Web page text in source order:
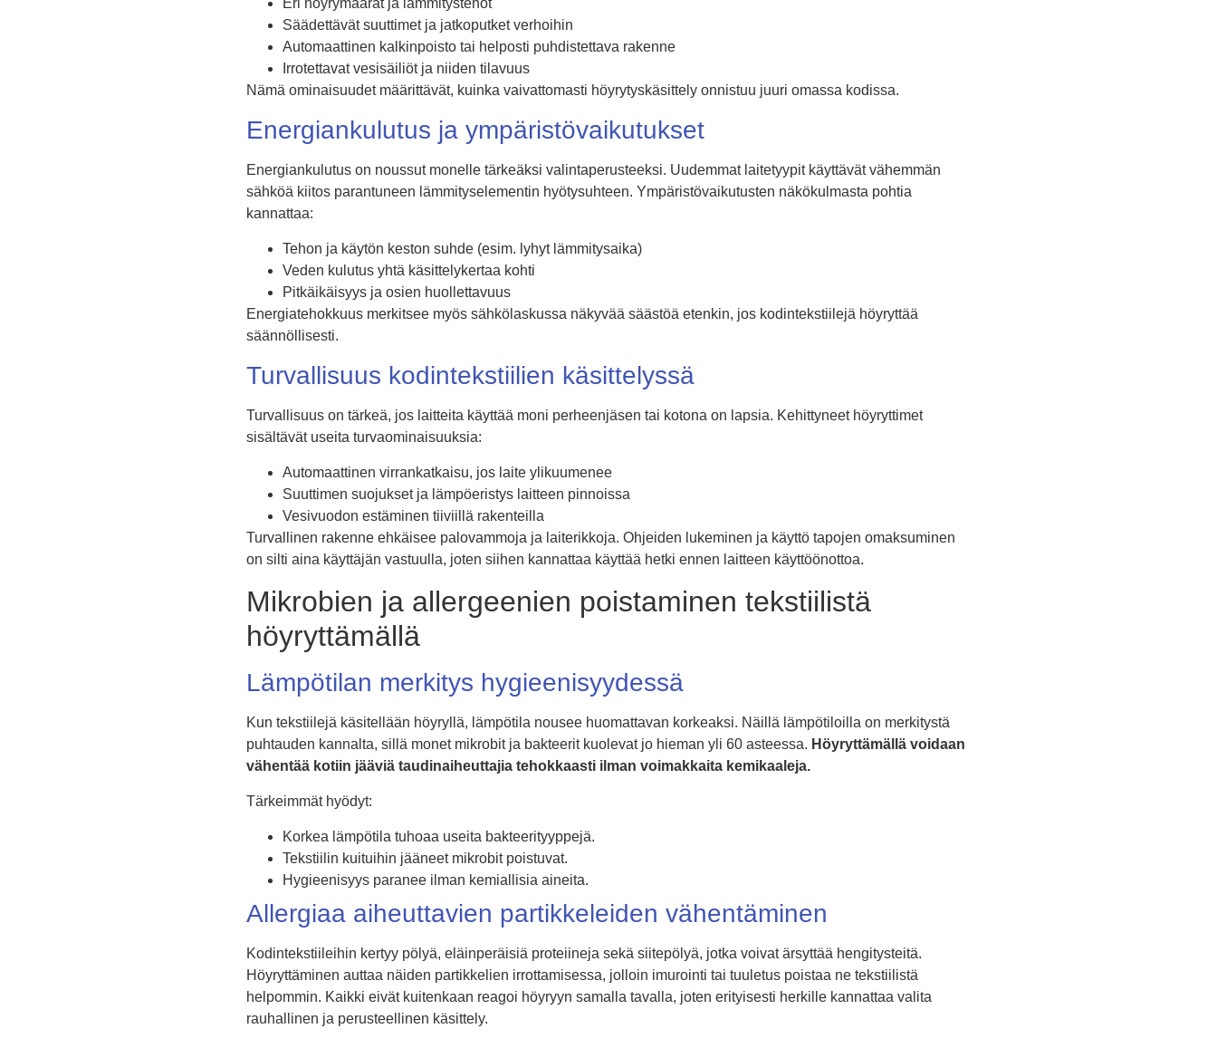
Eri höyrymäärät ja lämmitystehot
Säädettävät suuttimet ja jatkoputket verhoihin
Automaattinen kalkinpoisto tai helposti puhdistettava rakenne
Irrotettavat vesisäiliöt ja niiden tilavuus
Nämä ominaisuudet määrittävät, kuinka vaivattomasti höyrytyskäsittely onnistuu juuri omassa kodissa.
Energiankulutus ja ympäristövaikutukset
Energiankulutus on noussut monelle tärkeäksi valintaperusteeksi. Uudemmat laitetyypit käyttävät vähemmän
sähköä kiitos parantuneen lämmityselementin hyötysuhteen. Ympäristövaikutusten näkökulmasta pohtia
kannattaa:
Tehon ja käytön keston suhde (esim. lyhyt lämmitysaika)
Veden kulutus yhtä käsittelykertaa kohti
Pitkäikäisyys ja osien huollettavuus
Energiatehokkuus merkitsee myös sähkölaskussa näkyvää säästöä etenkin, jos kodintekstiilejä höyryttää
säännöllisesti.
Turvallisuus kodintekstiilien käsittelyssä
Turvallisuus on tärkeä, jos laitteita käyttää moni perheenjäsen tai kotona on lapsia. Kehittyneet höyryttimet
sisältävät useita turvaominaisuuksia:
Automaattinen virrankatkaisu, jos laite ylikuumenee
Suuttimen suojukset ja lämpöeristys laitteen pinnoissa
Vesivuodon estäminen tiiviillä rakenteilla
Turvallinen rakenne ehkäisee palovammoja ja laiterikkoja. Ohjeiden lukeminen ja käyttö tapojen omaksuminen
on silti aina käyttäjän vastuulla, joten siihen kannattaa käyttää hetki ennen laitteen käyttöönottoa.
Mikrobien ja allergeenien poistaminen tekstiilistä
höyryttämällä
Lämpötilan merkitys hygieenisyydessä
Kun tekstiilejä käsitellään höyryllä, lämpötila nousee huomattavan korkeaksi. Näillä lämpötiloilla on merkitystä
puhtauden kannalta, sillä monet mikrobit ja bakteerit kuolevat jo hieman yli 60 asteessa. Höyryttämällä voidaan
vähentää kotiin jääviä taudinaiheuttajia tehokkaasti ilman voimakkaita kemikaaleja.
Tärkeimmät hyödyt:
Korkea lämpötila tuhoaa useita bakteerityyppejä.
Tekstiilin kuituihin jääneet mikrobit poistuvat.
Hygieenisyys paranee ilman kemiallisia aineita.
Allergiaa aiheuttavien partikkeleiden vähentäminen
Kodintekstiileihin kertyy pölyä, eläinperäisiä proteiineja sekä siitepölyä, jotka voivat ärsyttää hengitysteitä.
Höyryttäminen auttaa näiden partikkelien irrottamisessa, jolloin imurointi tai tuuletus poistaa ne tekstiilistä
helpommin. Kaikki eivät kuitenkaan reagoi höyryyn samalla tavalla, joten erityisesti herkille kannattaa valita
rauhallinen ja perusteellinen käsittely.